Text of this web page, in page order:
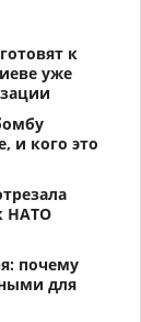
к
уже
и кого это
НАТО
почему
для